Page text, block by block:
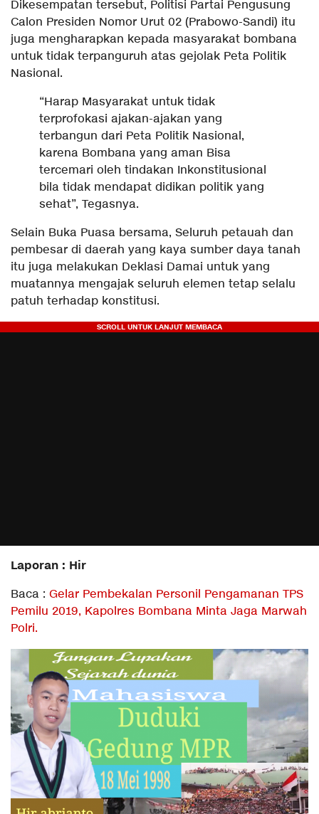
Dikesempatan tersebut, Politisi Partai Pengusung
Calon Presiden Nomor Urut 02 (Prabowo-Sandi) itu
juga mengharapkan kepada masyarakat bombana
untuk tidak terpanguruh atas gejolak Peta Politik
Nasional.
“Harap Masyarakat untuk tidak
terprofokasi ajakan-ajakan yang
terbangun dari Peta Politik Nasional,
karena Bombana yang aman Bisa
tercemari oleh tindakan Inkonstitusional
bila tidak mendapat didikan politik yang
sehat”, Tegasnya.
Selain Buka Puasa bersama, Seluruh petauah dan
pembesar di daerah yang kaya sumber daya tanah
itu juga melakukan Deklasi Damai untuk yang
muatannya mengajak seluruh elemen tetap selalu
patuh terhadap konstitusi.
Laporan : Hir
Baca : Gelar Pembekalan Personil Pengamanan TPS
Pemilu 2019, Kapolres Bombana Minta Jaga Marwah
Polri.